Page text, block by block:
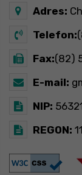
Adres:
Telefon:
Fax:(82)
E-mail:
NIP:
REGON: